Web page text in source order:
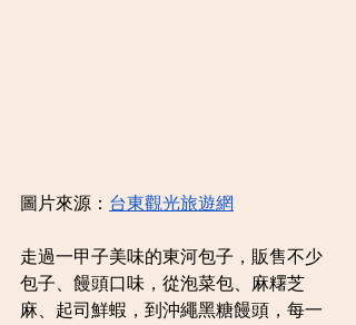
圖片來源： 台東觀光旅遊網
走過一甲子美味的東河包子，販售不少
包子、饅頭口味，從泡菜包、麻糬芝
麻、起司鮮蝦，到沖繩黑糖饅頭，每一